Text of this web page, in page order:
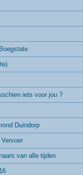
iets voor jou ?
Duindorp
van alle tijden.